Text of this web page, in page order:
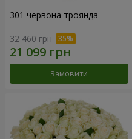
301 червона троянда
32 460 грн
Замовити